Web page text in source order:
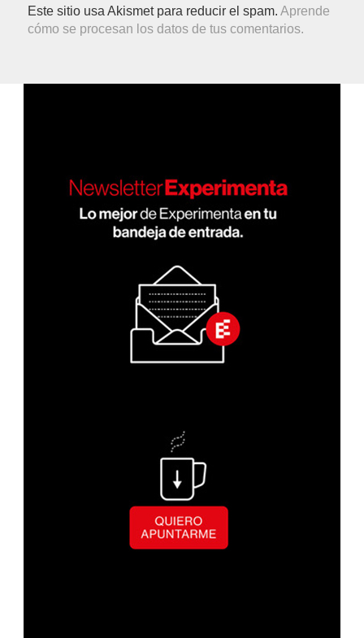
Este sitio usa Akismet para reducir el spam.Aprende
cómo se procesan los datos de tus comentarios.